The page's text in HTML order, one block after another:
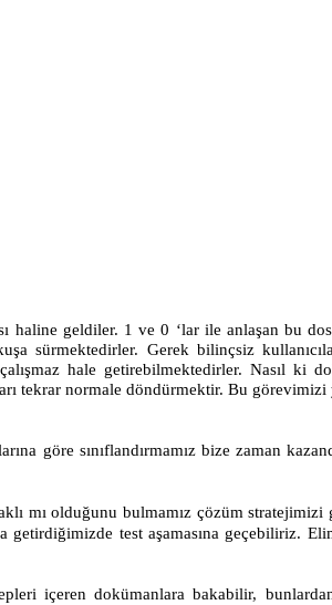
haline geldiler. 1 ve 0 ‘lar ile anlaşan bu
sürmektedirler. Gerek bilinçsiz
hale getirebilmektedirler. Nasıl ki
tekrar normale döndürmektir. Bu
göre sınıflandırmamız bize zaman
mı olduğunu bulmamız çözüm
test aşamasına geçebiliriz.
içeren dokümanlara bakabilir,